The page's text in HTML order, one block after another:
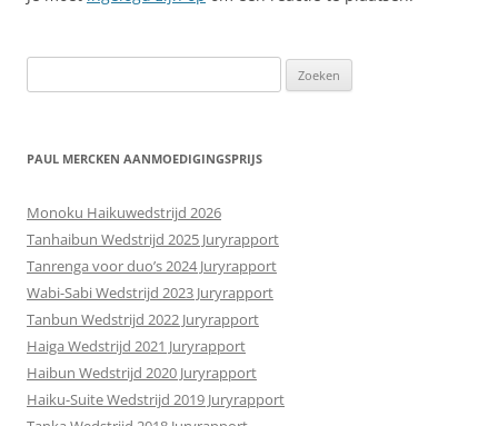
naar:
PAUL MERCKEN AANMOEDIGINGSPRIJS
Monoku Haikuwedstrijd 2026
Tanhaibun Wedstrijd 2025 Juryrapport
Tanrenga voor duo’s 2024 Juryrapport
Wabi-Sabi Wedstrijd 2023 Juryrapport
Tanbun Wedstrijd 2022 Juryrapport
Haiga Wedstrijd 2021 Juryrapport
Haibun Wedstrijd 2020 Juryrapport
Haiku-Suite Wedstrijd 2019 Juryrapport